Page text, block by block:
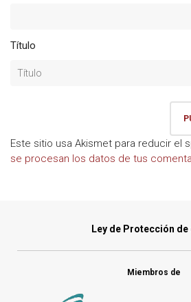
Título
Este sitio usa Akismet para reducir el
se procesan los datos de tus
Ley de Protección de
Miembros de